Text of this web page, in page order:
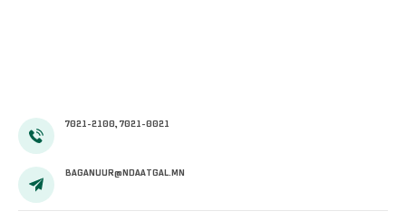
7021-2100, 7021-0021
BAGANUUR@NDAATGAL.MN